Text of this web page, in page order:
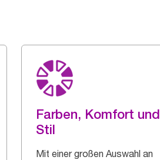
Farben, Komfort und
Stil
Mit einer großen Auswahl an